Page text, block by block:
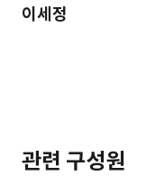
이세정
관련 구성원